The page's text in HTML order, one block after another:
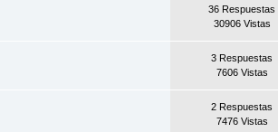
36 Respuestas
30906 Vistas
3 Respuestas
7606 Vistas
2 Respuestas
7476 Vistas